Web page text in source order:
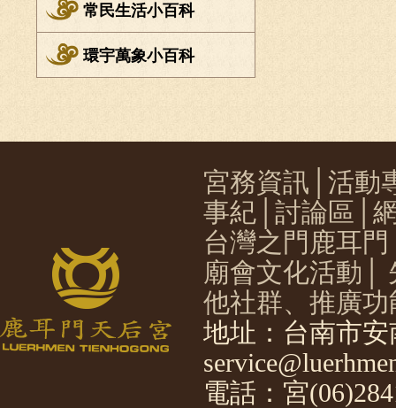
常民生活小百科
環宇萬象小百科
宮務資訊
活動
事紀
討論區
台灣之門鹿耳門
廟會文化活動
他社群、推廣功
地址：台南市
電話：宮